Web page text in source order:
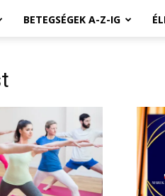
BETEGSÉGEK A-Z-IG